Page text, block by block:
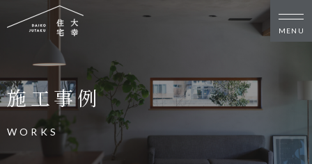
新築・リノベをお考えの方
家づくりの考え方
家づくりの流れ
施工事例
イベント
お客様の声
施工事例
WORKS